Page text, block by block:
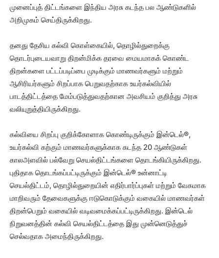
முனைப்புத் திட்டங்களை இந்திய அரசு கடந்த பல ஆண்டுகளில்
அறிமுகம் செய்திருக்கிறது.
தனது தேசிய கல்வி கொள்கையில், தொழில்துறைக்கு
தொடர்புடையவாறு திறன்மிக்க தரவை மையமாகக் கொண்ட
திறன்களை பட்டப்படிப்பை முடிக்கும் மாணவர்களும் மற்றும்
ஆசிரியர்களும் சிறப்பாக பெறுவதற்காக உயர்கல்வியில்
பாடத்திட்டத்தை மேம்படுத்துவதற்கான அவசியம் குறித்து அரசு
வலியுறுத்தியிருக்கிறது.
கல்வியை சிறப்பு குறிக்கோளாக கொண்டிருக்கும் இன்டெல்®,
உயர்கல்வி கற்கும் மாணவர்களுக்காக கடந்த 20 ஆண்டுகள்
காலஅளவில் பல்வேறு செயல்திட்டங்களை தொடங்கியிருக்கிறது.
புதிதாக தொடங்கப்பட்டிருக்கும் இன்டெல்® உன்னாட்டி
செயல்திட்டம், தொழில்துறையின் எதிர்பார்ப்புகள் மற்றும் வேகமாக
மாறிவரும் தேவைகளுக்கு ஈடுகொடுக்கும் வகையில் மாணவர்கள்
திறன்பெறும் வகையில் வடிவமைக்கப்பட்டிருக்கிறது. இன்டெல்
நிறுவனத்தின் கல்வி செயல்திட்டத்தை இது முன்னெடுத்துச்
செல்வதாக அமைந்திருக்கிறது.